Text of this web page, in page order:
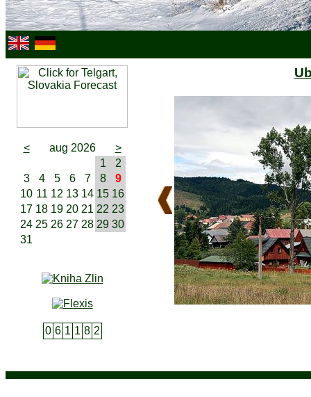
< aug 2026
>
1
2
3
4 5 6 7 8
9
10 11 12 13 14 15 16
17 18 19 20 21 22 23
24 25 26 27 28 29 30
31
0 6 1 1 8 2